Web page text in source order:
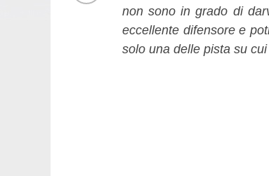
non sono in grado di
eccellente difensore e
solo una delle pista su